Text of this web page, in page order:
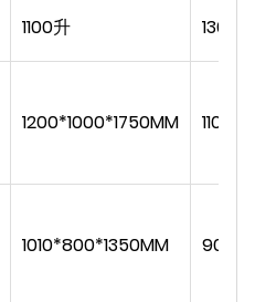
1100升 1300L
1200*1000*1750MM
1010*800*1350MM